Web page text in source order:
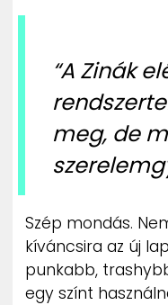
“A Zinák
meg, de
Szép mondás.
kíváncsira az új
punkabb,
egy színt